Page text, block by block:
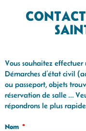
Vous souhaitez
Démarches d’état civil
ou passeport, objets
réservation de salle …
répondrons le plus
Nom